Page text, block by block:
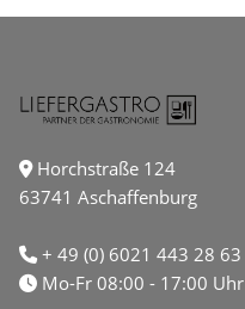
Horchstraße 124
63741 Aschaffenburg
+ 49 (0) 6021 443 28 63
Mo-Fr 08:00 - 17:00 Uhr